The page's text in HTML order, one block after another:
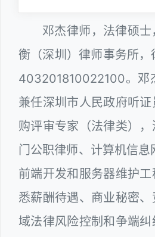
邓杰律师，法律硕
衡（深圳）律师事务所
403201810022100。邓
兼任深圳市人民政府听
购评审专家（法律类）
门公职律师、计算机信息
前端开发和服务器维护
悉薪酬待遇、商业秘密
域法律风险控制和争端